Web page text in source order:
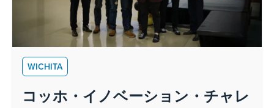
WICHITA
コッホ・イノベーション・チャレ